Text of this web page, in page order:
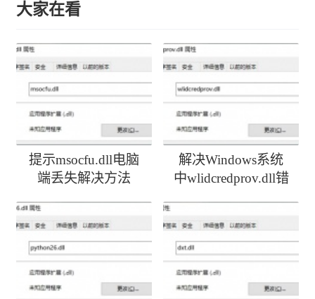
大家在看
提示msocfu.dll电脑
端丢失解决方法
解决Windows系统
中wlidcredprov.dll错